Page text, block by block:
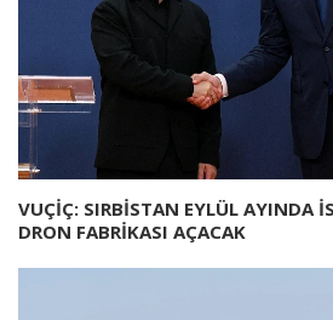
VUÇİÇ: SIRBİSTAN EYLÜL AYINDA
DRON FABRİKASI AÇACAK